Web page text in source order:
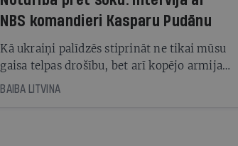
NBS komandieri Kasparu Pudānu
Kā ukraiņi palīdzēs stiprināt ne tikai mūsu
gaisa telpas drošību, bet arī kopējo armijas
efektivitāti, skaidro Nacionālo bruņoto
BAIBA LITVINA